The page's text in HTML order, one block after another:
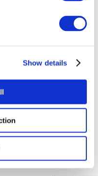
Show details
Concertos